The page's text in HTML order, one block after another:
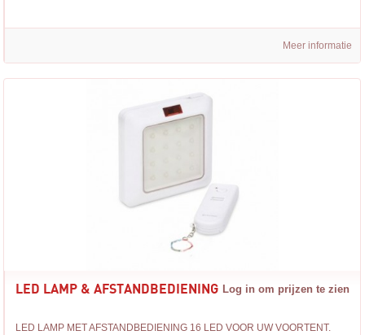
Meer informatie
LED LAMP & AFSTANDBEDIENING Log in om prijzen te zien
LED LAMP MET AFSTANDBEDIENING 16 LED VOOR UW VOORTENT.